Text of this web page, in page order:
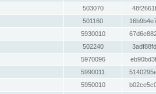
503070
501160
5930010
502240
5970096
5990011
5950010